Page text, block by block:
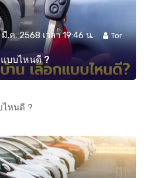
.ค. 2568 เวลา 19:46 น. Tor
บบไหนดี ?
ไหนดี ?